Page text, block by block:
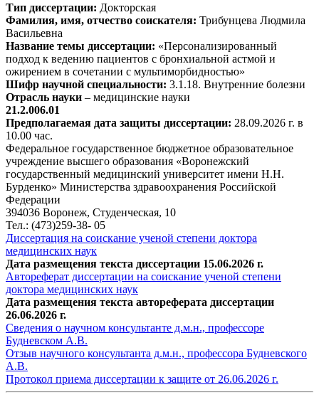
Тип диссертации: Докторская
Фамилия, имя, отчество соискателя: Трибунцева Людмила
Васильевна
Название темы диссертации: «Персонализированный
подход к ведению пациентов с бронхиальной астмой и
ожирением в сочетании с мультиморбидностью»
Шифр научной специальности: 3.1.18. Внутренние болезни
Отрасль науки – медицинские науки
21.2.006.01
Предполагаемая дата защиты диссертации: 28.09.2026 г. в
10.00 час.
Федеральное государственное бюджетное образовательное
учреждение высшего образования «Воронежский
государственный медицинский университет имени Н.Н.
Бурденко» Министерства здравоохранения Российской
Федерации
394036 Воронеж, Студенческая, 10
Тел.: (473)259-38- 05
Диссертация на соискание ученой степени доктора
медицинских наук
Дата размещения текста диссертации 15.06.2026 г.
Автореферат диссертации на соискание ученой степени
доктора медицинских наук
Дата размещения текста автореферата диссертации
26.06.2026 г.
Сведения о научном консультанте д.м.н., профессоре
Будневском А.В.
Отзыв научного консультанта д.м.н., профессора Будневского
А.В.
Протокол приема диссертации к защите от 26.06.2026 г.